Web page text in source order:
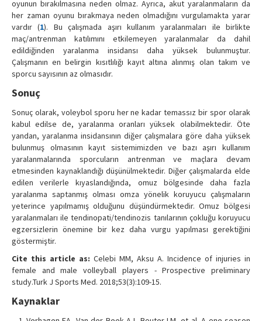
oyunun bırakılmasına neden olmaz. Ayrıca, akut yaralanmaların da
her zaman oyunu bırakmaya neden olmadığını vurgulamakta yarar
vardır (1). Bu çalışmada aşırı kullanım yaralanmaları ile birlikte
maç/antrenman katılımını etkilemeyen yaralanmalar da dahil
edildiğinden yaralanma insidansı daha yüksek bulunmuştur.
Çalışmanın en belirgin kısıtlılığı kayıt altına alınmış olan takım ve
sporcu sayısının az olmasıdır.
Sonuç
Sonuç olarak, voleybol sporu her ne kadar temassız bir spor olarak
kabul edilse de, yaralanma oranları yüksek olabilmektedir. Öte
yandan, yaralanma insidansının diğer çalışmalara göre daha yüksek
bulunmuş olmasının kayıt sistemimizden ve bazı aşırı kullanım
yaralanmalarında sporcuların antrenman ve maçlara devam
etmesinden kaynaklandığı düşünülmektedir. Diğer çalışmalarda elde
edilen verilerle kıyaslandığında, omuz bölgesinde daha fazla
yaralanma saptanmış olması omza yönelik koruyucu çalışmaların
yeterince yapılmamış olduğunu düşündürmektedir. Omuz bölgesi
yaralanmaları ile tendinopati/tendinozis tanılarının çokluğu koruyucu
egzersizlerin önemine bir kez daha vurgu yapılması gerektiğini
göstermiştir.
Cite this article as: Celebi MM, Aksu A. Incidence of injuries in
female and male volleyball players - Prospective preliminary
study.Turk J Sports Med. 2018;53(3):109-15.
Kaynaklar